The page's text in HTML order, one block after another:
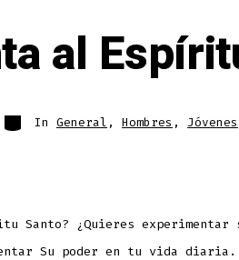
al
Categories
In General , Hombres , Jóvenes
Santo? ¿Quieres
Su poder en tu vida diaria.